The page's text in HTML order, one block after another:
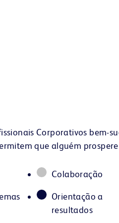
Corporativos bem-
que alguém
Colaboração
Orientação a
resultados